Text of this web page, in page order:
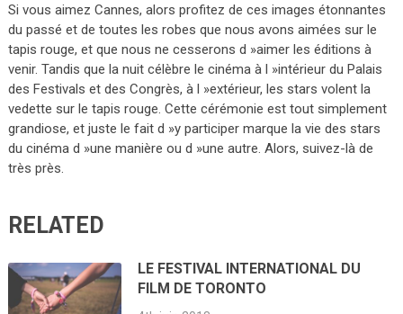
Si vous aimez Cannes, alors profitez de ces images étonnantes
du passé et de toutes les robes que nous avons aimées sur le
tapis rouge, et que nous ne cesserons d »aimer les éditions à
venir. Tandis que la nuit célèbre le cinéma à l »intérieur du Palais
des Festivals et des Congrès, à l »extérieur, les stars volent la
vedette sur le tapis rouge. Cette cérémonie est tout simplement
grandiose, et juste le fait d »y participer marque la vie des stars
du cinéma d »une manière ou d »une autre. Alors, suivez-là de
très près.
RELATED
LE FESTIVAL INTERNATIONAL DU
FILM DE TORONTO